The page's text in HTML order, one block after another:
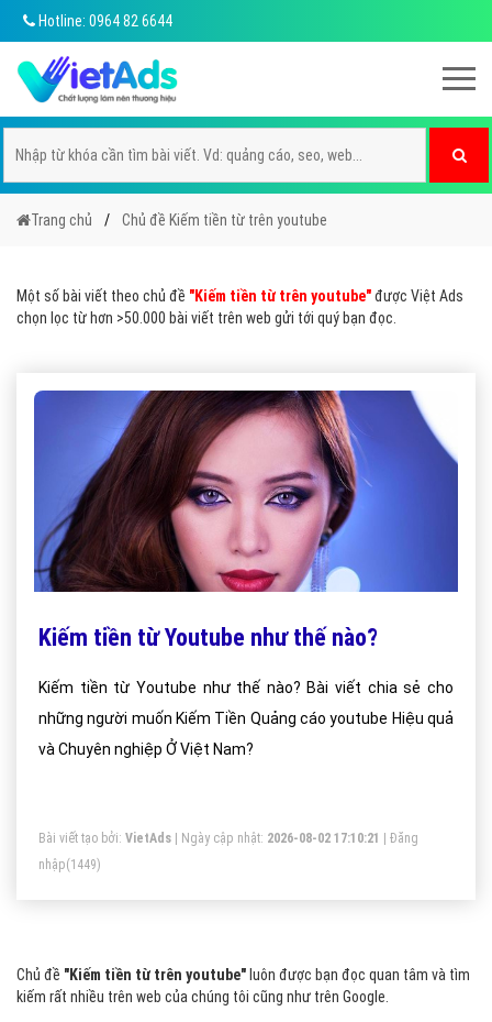
Hotline: 0964 82 6644
Trang chủ Chủ đề Kiếm tiền từ trên youtube
Một số bài viết theo chủ đề "Kiếm tiền từ trên youtube"được Việt Ads
chọn lọc từ hơn >50.000 bài viết trên web gửi tới quý bạn đọc.
Kiếm tiền từ Youtube như thế nào?
Kiếm tiền từ Youtube như thế nào? Bài viết chia sẻ cho
những người muốn Kiếm Tiền Quảng cáo youtube Hiệu quả
và Chuyên nghiệp Ở Việt Nam?
Bài viết tạo bởi: VietAds | Ngày cập nhật: 2026-08-02 17:10:21
Đăng
nhập(1449)
Chủ đề "Kiếm tiền từ trên youtube" luôn được bạn đọc quan tâm và tìm
kiếm rất nhiều trên web của chúng tôi cũng như trên Google.